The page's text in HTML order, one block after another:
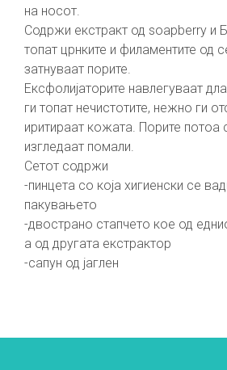
на носот.
Содржи екстракт од soapberry и
топат црнките и филаментите од
затнуваат порите.
Ексфолијаторите навлегуваат
ги топат нечистотите, нежно ги
иритираат кожата. Порите потоа
изгледаат помали.
Сетот содржи
-пинцета со која хигиенски се
пакувањето
-двострано стапчето кое од
а од другата екстрактор
-сапун од јаглен